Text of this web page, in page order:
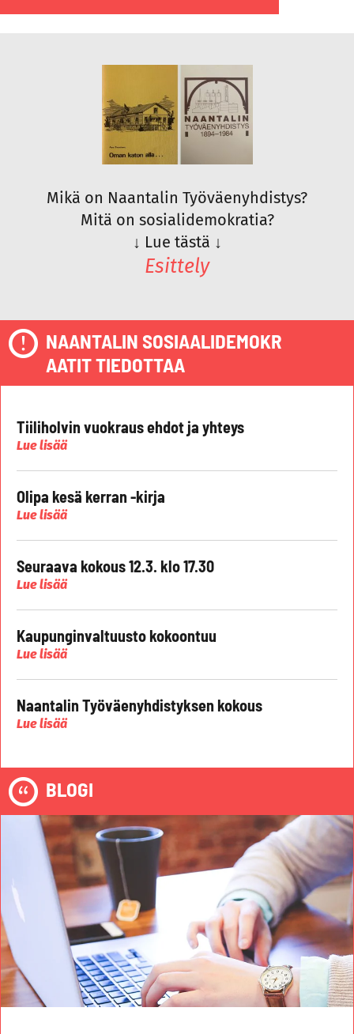
Mikä on Naantalin Työväenyhdistys?
Mitä on sosialidemokratia?
↓ Lue tästä ↓
Esittely
NAANTALIN SOSIAALIDEMOKR
AATIT TIEDOTTAA
Tiiliholvin vuokraus ehdot ja yhteys
Lue lisää
Olipa kesä kerran -kirja
Lue lisää
Seuraava kokous 12.3. klo 17.30
Lue lisää
Kaupunginvaltuusto kokoontuu
Lue lisää
Naantalin Työväenyhdistyksen kokous
Lue lisää
BLOGI